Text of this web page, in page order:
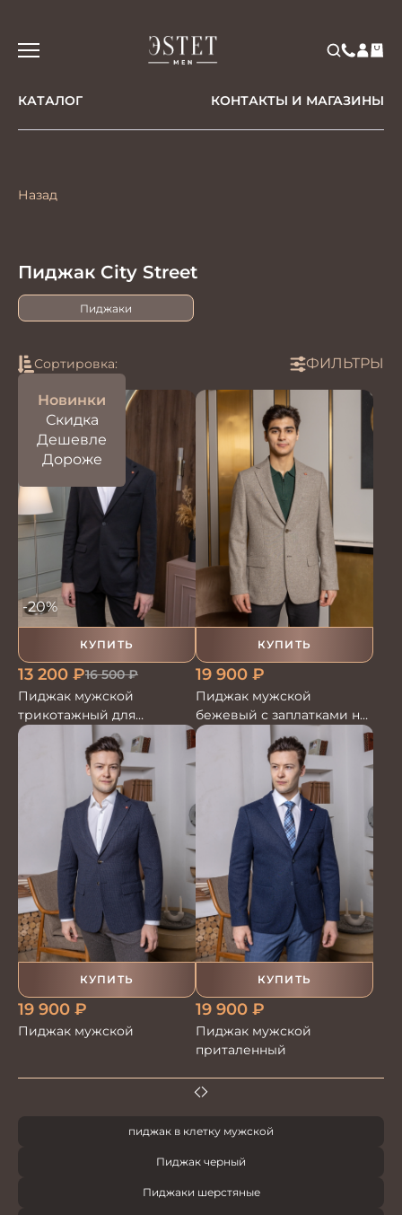
КАТАЛОГ КОНТАКТЫ И МАГАЗИНЫ
Назад
Пиджак City Street
Пиджаки
Сортировка:
Новинки
Скидка
Дешевле
Дороже
ФИЛЬТРЫ
КУПИТЬ
-20%
13 200 ₽16 500₽
Пиджак мужской
трикотажный для
стильного гардероба
КУПИТЬ
19 900 ₽
Пиджак мужской
бежевый с заплатками на
локтях
КУПИТЬ
19 900 ₽
Пиджак мужской
КУПИТЬ
19 900 ₽
Пиджак мужской
приталенный
пиджак в клетку мужской
Пиджак черный
Пиджаки шерстяные